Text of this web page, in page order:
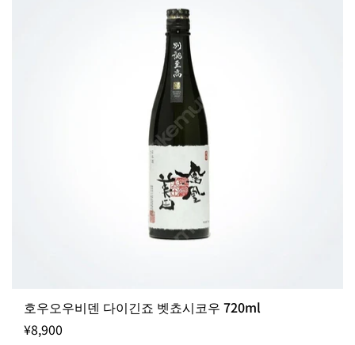
호우오우비덴 다이긴죠 벳쵸시코우 720ml
¥8,900